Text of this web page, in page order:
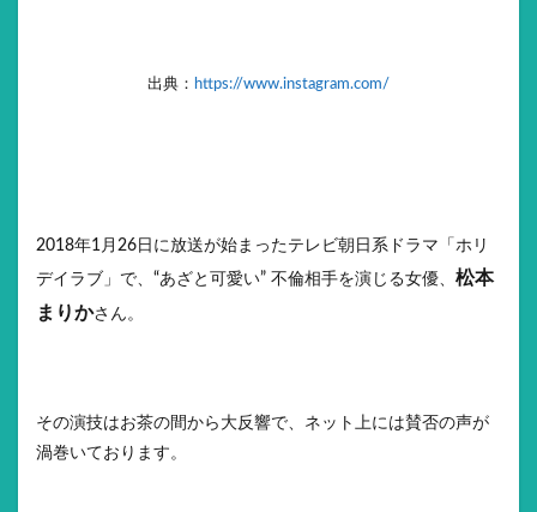
出典： https://www.instagram.com/
2018年1月26日に放送が始まったテレビ朝日系ドラマ「ホリ
デイラブ」で、“あざと可愛い” 不倫相手を演じる女優、 松本
まりかさん。
その演技はお茶の間から大反響で、ネット上には賛否の声が
渦巻いております。